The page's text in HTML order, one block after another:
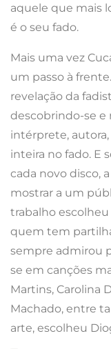
aquele que mais
é o seu fado.
Mais uma vez
um passo à
revelação da
descobrindo-se e
intérprete,
inteira no fado. E
cada novo disco,
mostrar a um
trabalho
quem tem
sempre admirou
se em canções
Martins, Carolina
Machado, entre
arte, escolheu